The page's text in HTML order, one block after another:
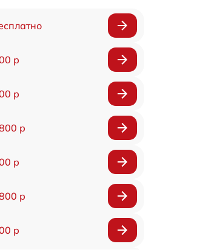
р
р
р
р
р
р